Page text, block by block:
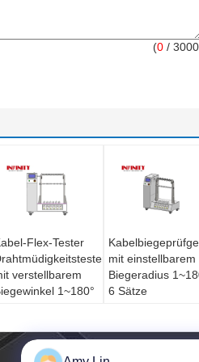
(0 /
Flex-Tester
verstellbarem
1~180°
1 und 6
Jig mit
mit einstellbarem
Biegeradius
6 Sätze
60884-1